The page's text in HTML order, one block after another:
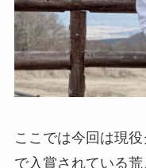
ここでは今回は現
で入賞されている